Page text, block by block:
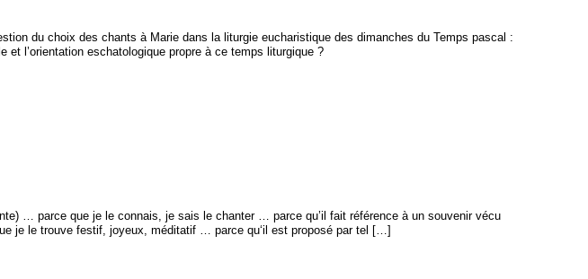
du choix des chants à Marie dans la liturgie eucharistique des dimanches du Temps pascal :
l’orientation eschatologique propre à ce temps liturgique ?
… parce que je le connais, je sais le chanter … parce qu’il fait référence à un souvenir vécu
je le trouve festif, joyeux, méditatif … parce qu‘il est proposé par tel […]